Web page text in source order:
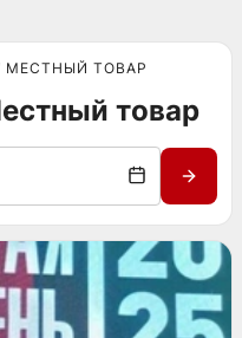
МЕСТНЫЙ ТОВАР
товар